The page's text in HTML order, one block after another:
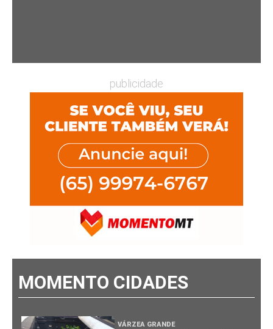
publicidade
MOMENTO CIDADES
VÁRZEA GRANDE